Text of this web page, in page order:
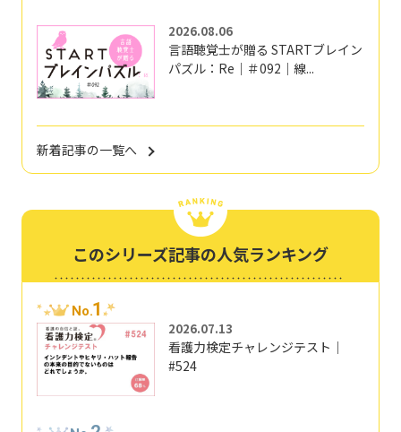
2026.08.06
言語聴覚士が贈る STARTブレイン
パズル：Re｜＃092｜線...
新着記事の一覧へ
このシリーズ記事の人気ランキング
No.1
2026.07.13
看護力検定チャレンジテスト｜
#524